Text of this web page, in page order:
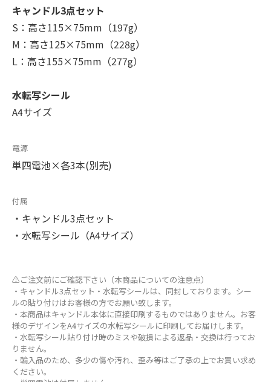
キャンドル3点セット
S：高さ115×75mm（197g）
M：高さ125×75mm（228g）
L：高さ155×75mm（277g）
水転写シール
A4サイズ
電源
単四電池×各3本(別売)
付属
・キャンドル3点セット
・水転写シール（A4サイズ）
⚠ご注文前にご確認下さい（本商品についての注意点）
・キャンドル3点セット・水転写シールは、同封しております。シー
ルの貼り付けはお客様の方でお願い致します。
・本商品はキャンドル本体に直接印刷するものではありません。お客
様のデザインをA4サイズの水転写シールに印刷してお届けします。
・水転写シール貼り付け時のミスや破損による返品・交換は行ってお
りません。
・輸入品のため、多少の傷や汚れ、歪み等はご了承の上でお買い求め
ください。